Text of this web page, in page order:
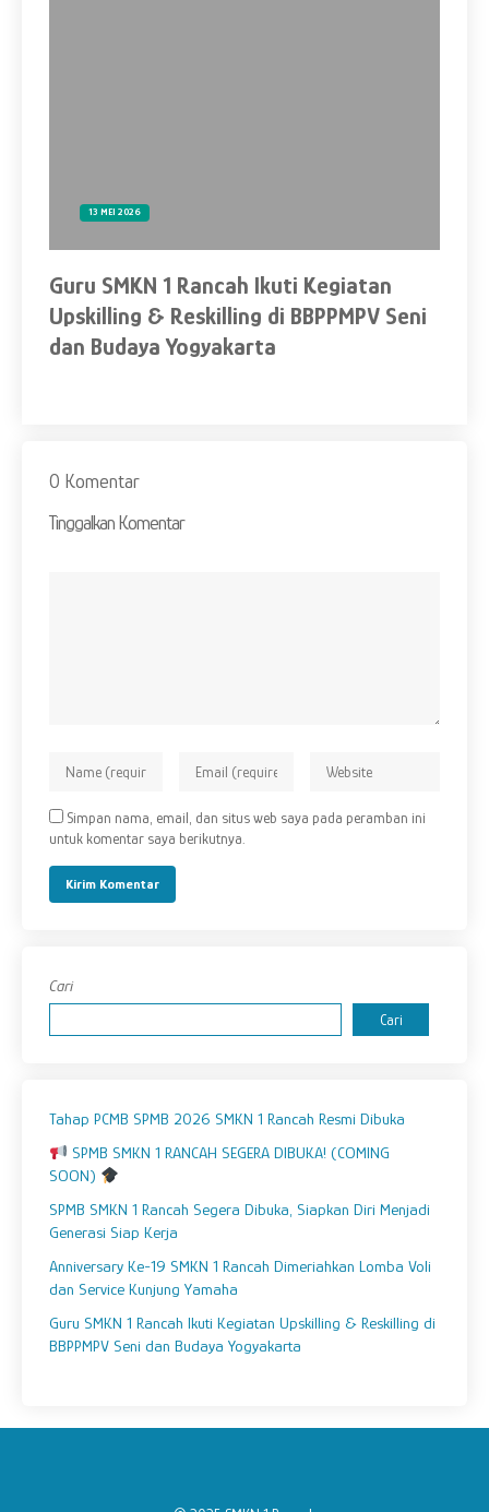
13 MEI 2026
Guru SMKN 1 Rancah Ikuti Kegiatan
Upskilling & Reskilling di BBPPMPV Seni
dan Budaya Yogyakarta
0 Komentar
Tinggalkan Komentar
Simpan nama, email, dan situs web saya pada peramban ini
untuk komentar saya berikutnya.
Cari
Cari
Tahap PCMB SPMB 2026 SMKN 1 Rancah Resmi Dibuka
SPMB SMKN 1 RANCAH SEGERA DIBUKA! (COMING
SOON)
SPMB SMKN 1 Rancah Segera Dibuka, Siapkan Diri Menjadi
Generasi Siap Kerja
Anniversary Ke-19 SMKN 1 Rancah Dimeriahkan Lomba Voli
dan Service Kunjung Yamaha
Guru SMKN 1 Rancah Ikuti Kegiatan Upskilling & Reskilling di
BBPPMPV Seni dan Budaya Yogyakarta